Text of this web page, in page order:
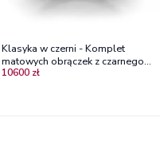
Klasyka w czerni - Komplet
matowych obrączek z czarnego
złota 4.5 mm oraz 6.0 mm - Mat
10600 zł